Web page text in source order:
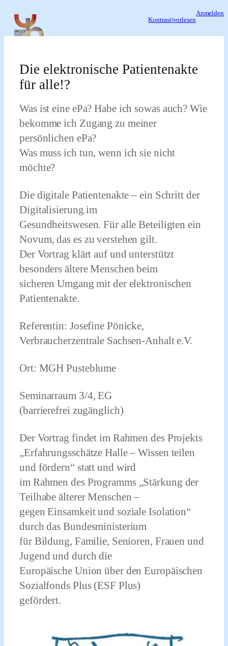
Inhalt
springen
Kontrast| vorlesen
Anmelden
Die elektronische Patientenakte
für alle!?
Was ist eine ePa? Habe ich sowas auch? Wie
bekomme ich Zugang zu meiner
persönlichen ePa?
Was muss ich tun, wenn ich sie nicht
möchte?
Die digitale Patientenakte – ein Schritt der
Digitalisierung im
Gesundheitswesen. Für alle Beteiligten ein
Novum, das es zu verstehen gilt.
Der Vortrag klärt auf und unterstützt
besonders ältere Menschen beim
sicheren Umgang mit der elektronischen
Patientenakte.
Referentin: Josefine Pönicke,
Verbraucherzentrale Sachsen-Anhalt e.V.
Ort: MGH Pusteblume
Seminarraum 3/4, EG
(barrierefrei zugänglich)
Der Vortrag findet im Rahmen des Projekts
„Erfahrungsschätze Halle – Wissen teilen
und fördern“ statt und wird
im Rahmen des Programms „Stärkung der
Teilhabe älterer Menschen –
gegen Einsamkeit und soziale Isolation“
durch das Bundesministerium
für Bildung, Familie, Senioren, Frauen und
Jugend und durch die
Europäische Union über den Europäischen
Sozialfonds Plus (ESF Plus)
gefördert.